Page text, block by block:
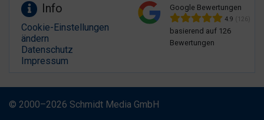
Info
Cookie-Einstellungen
ändern
Datenschutz
Impressum
Google Bewertungen
4.9 (126)
basierend auf 126
Bewertungen
© 2000–2026 Schmidt Media GmbH